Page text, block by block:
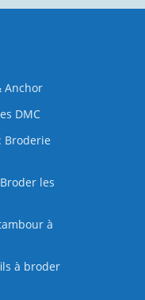
Anchor
DMC
Broderie
les
à
à broder